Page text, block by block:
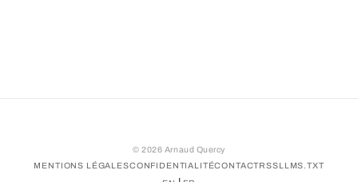
©2026 Arnaud Quercy
MENTIONS LÉGALESCONFIDENTIALITÉCONTACTRSSLLMS.TXT